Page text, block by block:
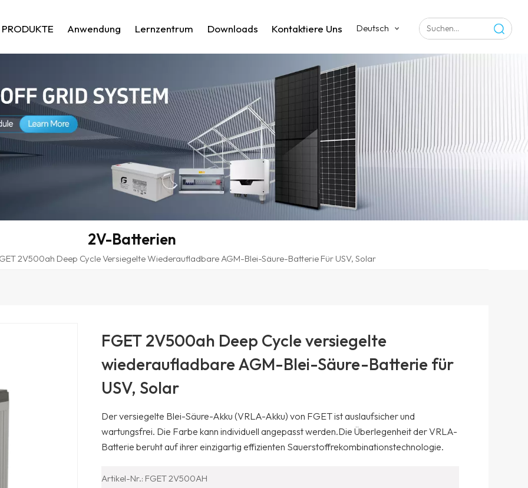
PRODUKTE Anwendung Lernzentrum Downloads Kontaktiere Uns Deutsch
2V-Batterien
2V500ah Deep Cycle Versiegelte Wiederaufladbare AGM-Blei-Säure-Batterie Für USV, Solar
FGET 2V500ah Deep Cycle versiegelte
wiederaufladbare AGM-Blei-Säure-Batterie für
USV, Solar
Der versiegelte Blei-Säure-Akku (VRLA-Akku) von FGET ist auslaufsicher und
wartungsfrei. Die Farbe kann individuell angepasst werden.Die Überlegenheit der VRLA-
Batterie beruht auf ihrer einzigartig effizienten Sauerstoffrekombinationstechnologie.
Artikel-Nr.: FGET 2V500AH